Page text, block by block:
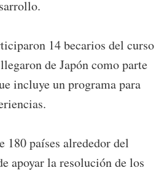
14 becarios del curso
de Japón como parte
incluye un programa para
180 países alrededor del
apoyar la resolución de los